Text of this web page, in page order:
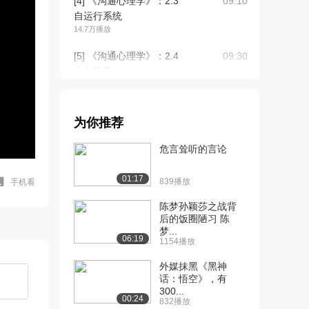
手机看
自运行系统
14.7万播放
[5] 《沟通心理学》：2.4
09:30
研究本能
[8] 《沟通心理学》：3.2
13:23
[9] 《沟通心理学》：3.3
11.3万播放
08:13
为你推荐
01:17
危言耸听的言论
839播放
06:19
陈梦孙颖莎之战背
后的饭圈陋习 陈
梦...
1154播放
00:24
外媒抹黑《黑神
话：悟空》，有
300...
832播放